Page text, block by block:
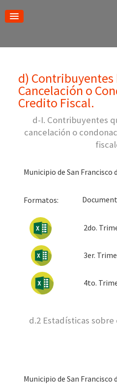
d) Contribuyentes
Cancelación o
Credito Fiscal.
d-I. Contribuyentes
cancelación o
Municipio de San Francisco
Formatos:
2do.
3er.
4to.
d.2 Estadísticas
Municipio de San Francisco